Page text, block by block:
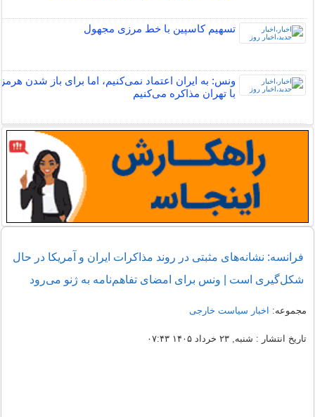
تسهیم کاسپین با خط مرزی مجهول
ونس: به ایران اعتماد نمی‌کنیم، اما برای باز شدن هرمز
با تهران مذاکره می‌کنیم
فرانسه: نشانه‌های مثبتی در روند مذاکرات ایران و آمریکا در حال
شکل‌گیری است | ونس برای امضای تفاهم‌نامه به ژنو می‌رود
مجموعه: اخبار سیاست خارجی
تاریخ انتشار : شنبه, ۲۳ خرداد ۱۴۰۵ ۰۷:۴۳